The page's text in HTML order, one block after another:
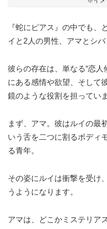
『蛇にピアス』の中でも、
イと2人の男性、アマとシバ
彼らの存在は、単なる“恋人
にある感情や欲望、そして
鏡のような役割を担っていま
まず、アマ。彼はルイの最
いう舌を二つに割るボディ
る青年。
その姿にルイは衝撃を受け
うようになります。
アマは、どこかミステリア